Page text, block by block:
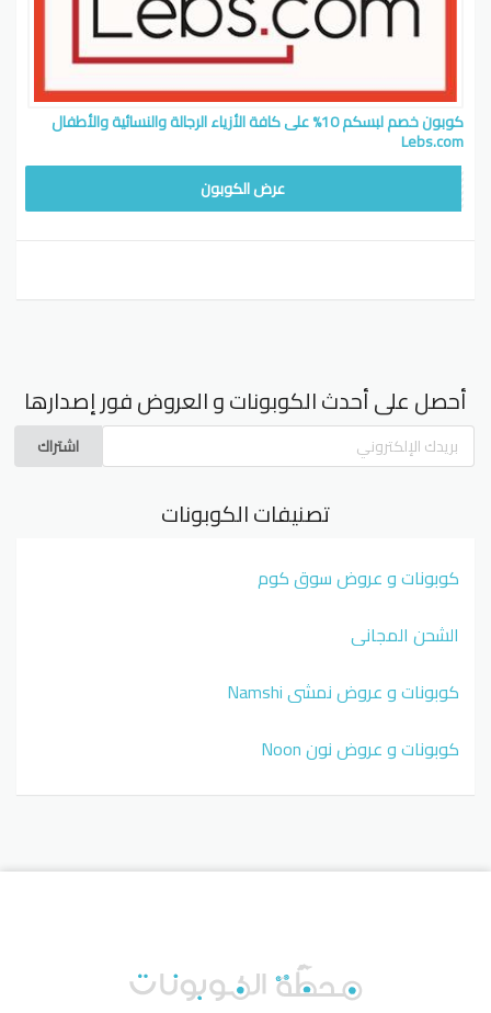
كوبون خصم لبسكم 10% على كافة الأزياء الرجالة والنسائية والأطفال
Lebs.com
عرض الكوبون
أحصل على أحدث الكوبونات و العروض فور إصدارها
اشتراك
تصنيفات الكوبونات
كوبونات و عروض سوق كوم
الشحن المجاني
كوبونات و عروض نمشي Namshi
كوبونات و عروض نون Noon